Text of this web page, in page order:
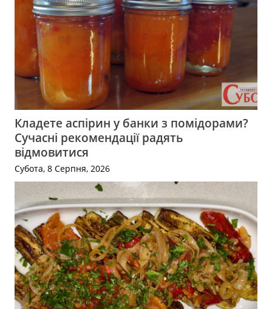
Кладете аспірин у банки з помідорами?
Сучасні рекомендації радять
відмовитися
Субота, 8 Серпня, 2026